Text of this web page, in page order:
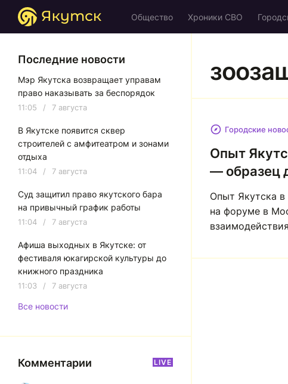
Общество Хроники СВО
Городские
Опыт
— образец
Опыт Якутска
на форуме в
Последние новости
Мэр Якутска возвращает управам
право наказывать за беспорядок
11:05 / 7 августа
В Якутске появится сквер
строителей с амфитеатром и зонами
отдыха
11:04 / 7 августа
Суд защитил право якутского бара
на привычный график работы
11:04 / 7 августа
Афиша выходных в Якутске: от
фестиваля юкагирской культуры до
книжного праздника
11:03 / 7 августа
Все новости
Комментарии LIVE